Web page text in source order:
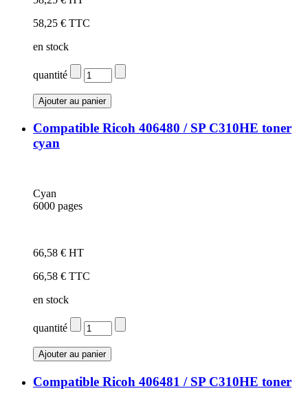
58,25 € TTC
en stock
quantité
Compatible Ricoh 406480 / SP C310HE toner
cyan
Cyan
6000 pages
66,58 € HT
66,58 € TTC
en stock
quantité
Compatible Ricoh 406481 / SP C310HE toner